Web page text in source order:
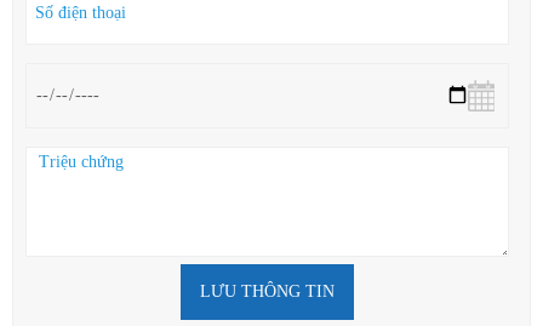
LƯU THÔNG TIN